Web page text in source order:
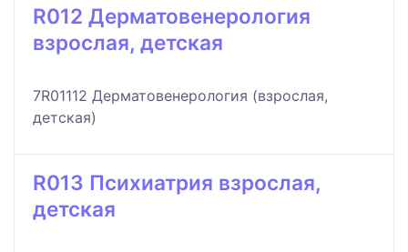
R012 Дерматовенерология
взрослая, детская
7R01112 Дерматовенерология (взрослая,
детская)
R013 Психиатрия взрослая,
детская